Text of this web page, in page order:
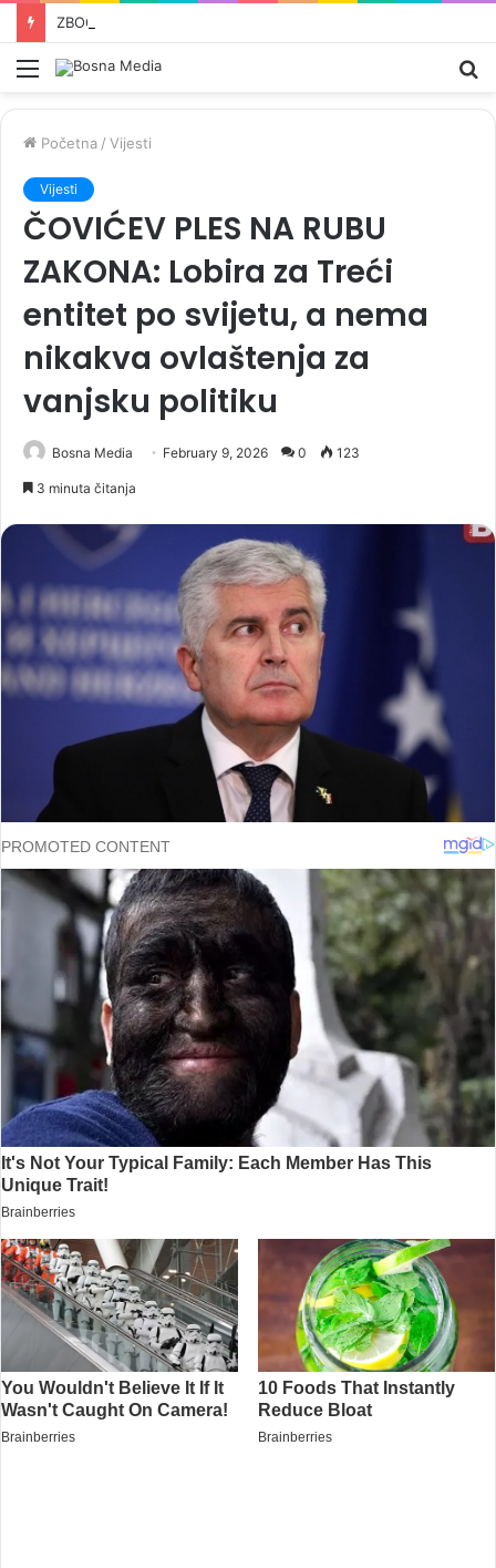
Meni
Početna / Vijesti
Vijesti
ČOVIĆEV PLES NA RUBU
ZAKONA: Lobira za Treći
entitet po svijetu, a nema
nikakva ovlaštenja za
vanjsku politiku
Bosna Media February 9, 2026 0 123
3 minuta čitanja